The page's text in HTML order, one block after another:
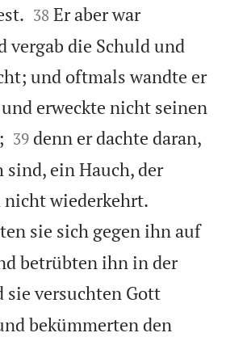


38 Er aber war
vergab die Schuld und
und oftmals wandte er
erweckte nicht seinen


39 denn er dachte daran,
sind, ein Hauch, der
wiederkehrt.
sie sich gegen ihn auf
betrübten ihn in der
sie versuchten Gott
bekümmerten den